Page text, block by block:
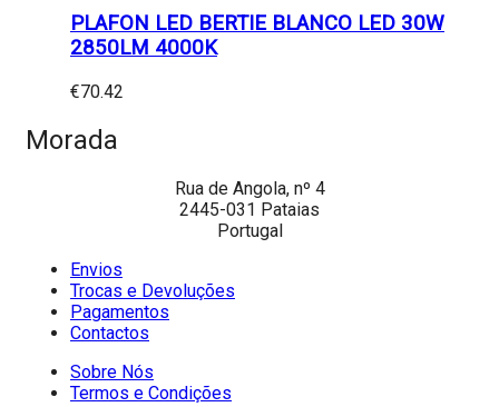
PLAFON LED BERTIE BLANCO LED 30W
2850LM 4000K
€70.42
Morada
Rua de Angola, nº 4
2445-031 Pataias
Portugal
Envios
Trocas e Devoluções
Pagamentos
Contactos
Sobre Nós
Termos e Condições